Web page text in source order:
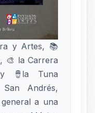
y Artes, 📚
🎨 la Carrera
🪘la Tuna
San Andrés,
a una